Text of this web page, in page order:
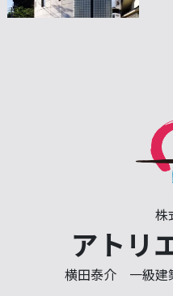
株
アトリ
横田泰介 一級建